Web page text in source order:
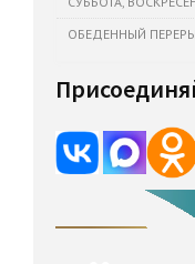
ОБЕДЕННЫЙ